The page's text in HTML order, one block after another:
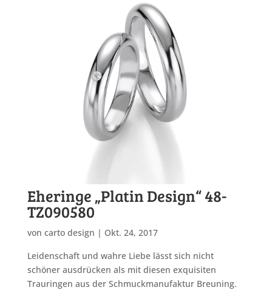
Eheringe „Platin Design“ 48-
TZ090580
von carto design | Okt. 24, 2017
Leidenschaft und wahre Liebe lässt sich nicht
schöner ausdrücken als mit diesen exquisiten
Trauringen aus der Schmuckmanufaktur Breuning.